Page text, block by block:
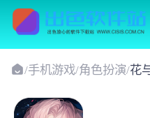
/手机游戏/角色扮演/花